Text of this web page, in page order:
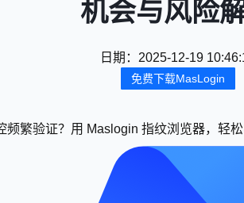
机会与风险
日期 ： 2025-12-19
免费下载MasLogin
频繁验证？用 Maslogin 指纹浏览器，轻